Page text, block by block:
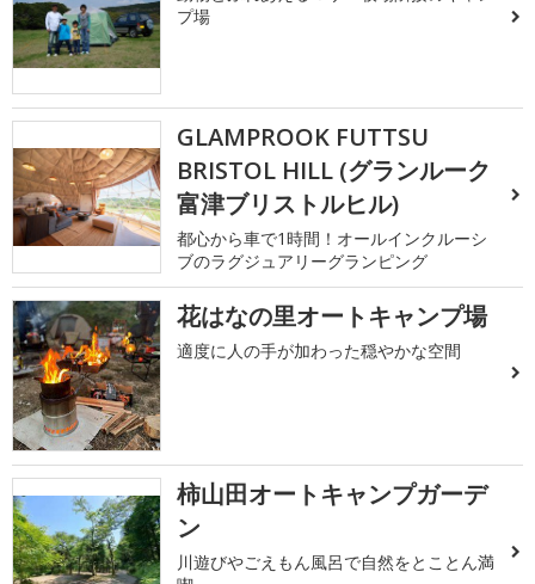
プ場
GLAMPROOK FUTTSU
BRISTOL HILL (グランルーク
富津ブリストルヒル)
都心から車で1時間！オールインクルーシ
ブのラグジュアリーグランピング
花はなの里オートキャンプ場
適度に人の手が加わった穏やかな空間
柿山田オートキャンプガーデ
ン
川遊びやごえもん風呂で自然をとことん満